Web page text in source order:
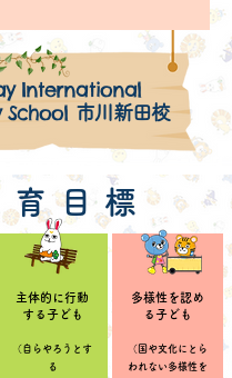
International
School 市川新田校
育 目 標
主体的に行動
する子ども
（自らやろうとす
る
多様性を認め
る子ども
（国や文化にとら
われない多様性を